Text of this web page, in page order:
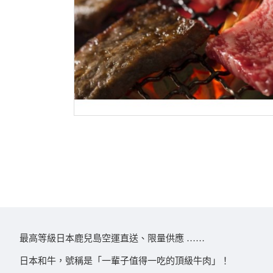
最高等級日本鹿兒島空運直送、限量供應 ……
日本和牛，號稱是「一輩子值得一吃的頂級牛肉」！